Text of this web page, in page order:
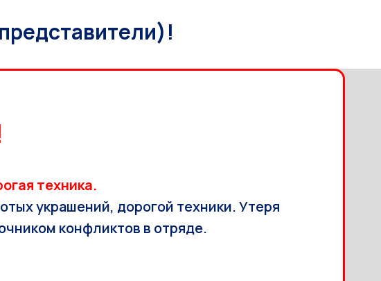
техника.
украшений, дорогой техники. Утеря
конфликтов в отряде.